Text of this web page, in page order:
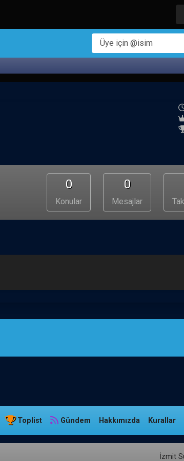
0
Konular
0
Mesajlar
Toplist Gündem Hakkımızda Kurallar
İzmit